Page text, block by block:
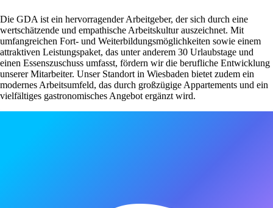
Die GDA ist ein hervorragender Arbeitgeber, der sich durch eine
wertschätzende und empathische Arbeitskultur auszeichnet. Mit
umfangreichen Fort- und Weiterbildungsmöglichkeiten sowie einem
attraktiven Leistungspaket, das unter anderem 30 Urlaubstage und
einen Essenszuschuss umfasst, fördern wir die berufliche Entwicklung
unserer Mitarbeiter. Unser Standort in Wiesbaden bietet zudem ein
modernes Arbeitsumfeld, das durch großzügige Appartements und ein
vielfältiges gastronomisches Angebot ergänzt wird.